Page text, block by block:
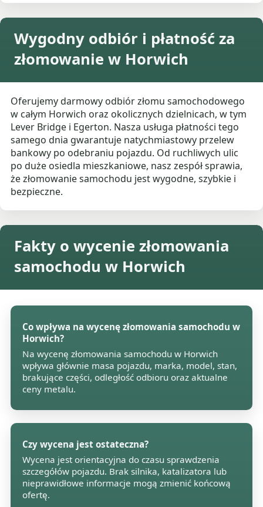
Wygodny odbiór i płatność za
złomowanie w Horwich
Oferujemy darmowy odbiór złomu samochodowego
w całym Horwich oraz okolicznych dzielnicach, w tym
Lever Bridge i Egerton. Nasza usługa płatności tego
samego dnia gwarantuje natychmiastowy przelew
bankowy po odebraniu pojazdu. Od ruchliwych ulic
po duże osiedla mieszkaniowe, nasz zespół sprawia,
że złomowanie samochodu jest wygodne, szybkie i
bezpieczne.
Fakty o wycenie złomowania
samochodu w Horwich
Co wpływa na wycenę złomowania samochodu w
Horwich?
Na wycenę złomowania samochodu w Horwich
wpływa głównie masa pojazdu, marka, model, stan,
brakujące części, odległość odbioru oraz aktualne
ceny metalu.
Czy wycena jest ostateczna?
Wycena jest orientacyjna do czasu sprawdzenia
szczegółów pojazdu. Brak silnika, katalizatora lub
nieprawidłowe informacje mogą zmienić końcową
ofertę.